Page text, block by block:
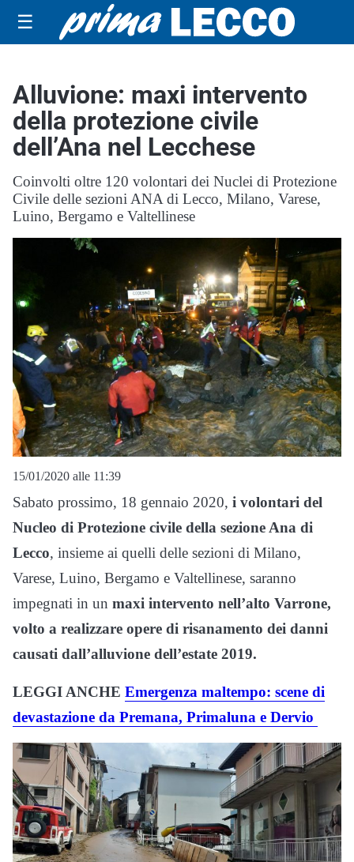
☰
Alluvione: maxi intervento
della protezione civile
dell’Ana nel Lecchese
Coinvolti oltre 120 volontari dei Nuclei di Protezione
Civile delle sezioni ANA di Lecco, Milano, Varese,
Luino, Bergamo e Valtellinese
15/01/2020 alle 11:39
Sabato prossimo, 18 gennaio 2020, i volontari del
Nucleo di Protezione civile della sezione Ana di
Lecco, insieme ai quelli delle sezioni di Milano,
Varese, Luino, Bergamo e Valtellinese, saranno
impegnati in un maxi intervento nell’alto Varrone,
volto a realizzare opere di risanamento dei danni
causati dall’alluvione dell’estate 2019.
LEGGI ANCHE Emergenza maltempo: scene di
devastazione da Premana, Primaluna e Dervio